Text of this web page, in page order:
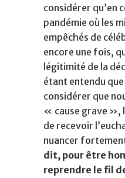
considérer qu’en
pandémie où les
empêchés de
encore une fois,
légitimité de la
étant entendu
considérer que
« cause grave »,
de recevoir
nuancer
dit, pour être
reprendre le fil